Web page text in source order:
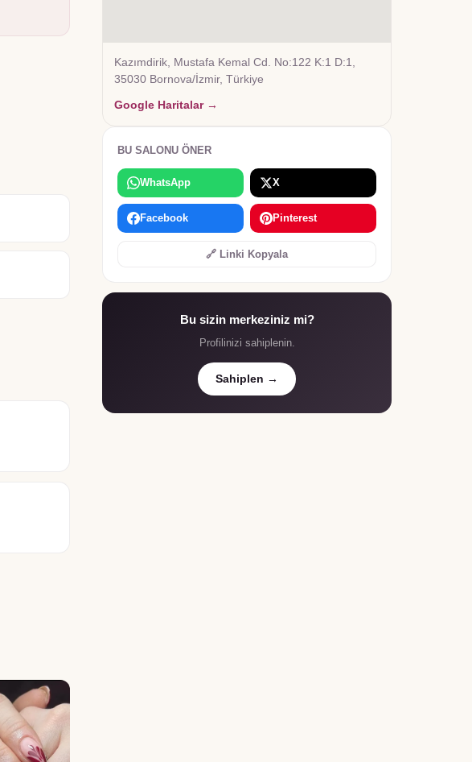
Kazımdirik, Mustafa Kemal Cd. No:122 K:1 D:1,
35030 Bornova/İzmir, Türkiye
Google Haritalar →
BU SALONU ÖNER
WhatsApp X
Facebook Pinterest
🔗 Linki Kopyala
Bu sizin merkeziniz mi?
Profilinizi sahiplenin.
Sahiplen →